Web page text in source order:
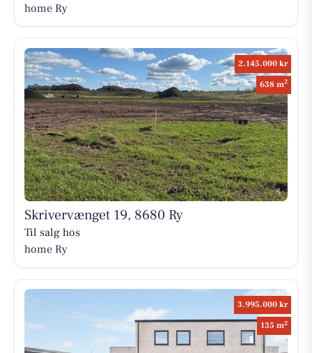
home Ry
2.145.000 kr
638 m2
Skrivervænget 19, 8680 Ry
Til salg hos
home Ry
3.995.000 kr
135 m2